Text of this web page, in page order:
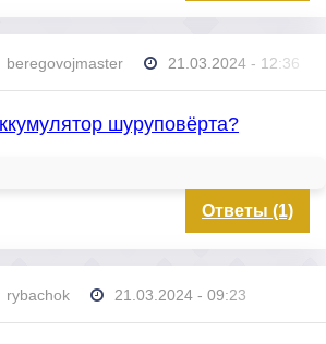
beregovojmaster 21.03.2024 - 12:36
шуруповёрта?
Ответы (1)
rybachok 21.03.2024 - 09:23